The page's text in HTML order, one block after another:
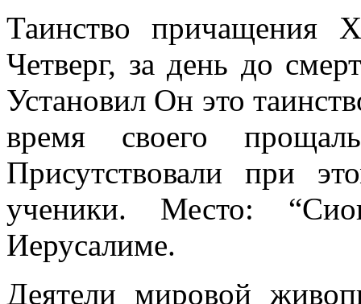
Таинство причащения
Четверг, за день до
Установил Он это
время своего
Присутствовали при
ученики. Место:
Иерусалиме.
Деятели мировой